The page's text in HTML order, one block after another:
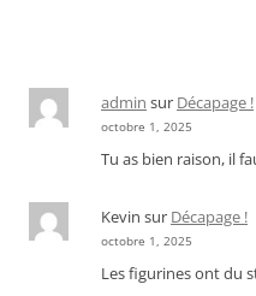
admin sur Décapage !
octobre 1, 2025
Tu as bien raison, il
Kevin sur Décapage !
octobre 1, 2025
Les figurines ont du